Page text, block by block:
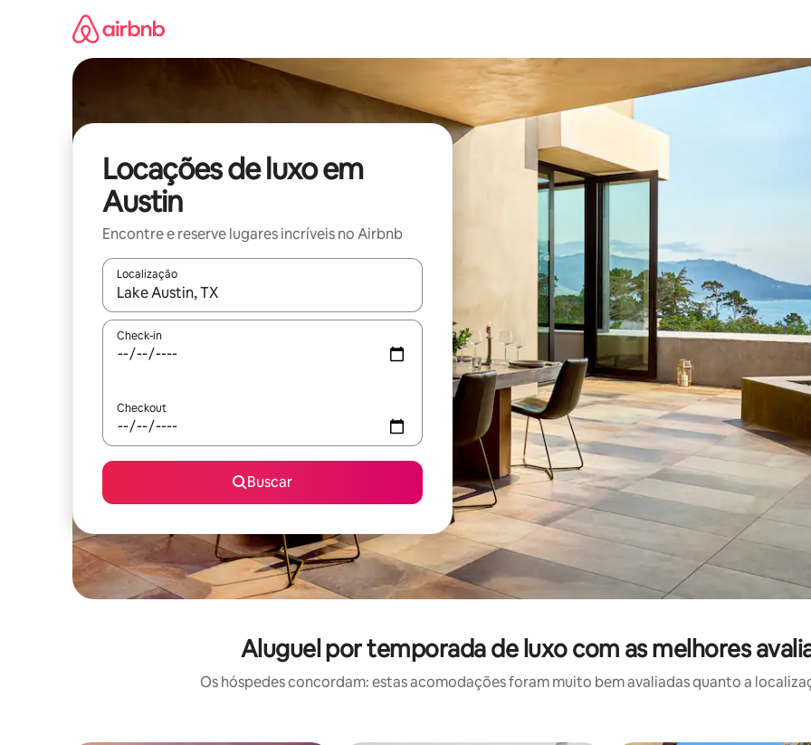
Locações de luxo em
Austin
Encontre e reserve lugares incríveis no Airbnb
Localização
Quando os resultados estiverem disponíveis, explore-os usando as seta para cima e para baixo do teclado ou tocando
Check-in
Checkout
Buscar
Aluguel por temporada de luxo com as melhores
Os hóspedes concordam: estas acomodações foram muito bem avaliadas quanto a